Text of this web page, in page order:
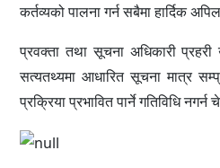
कर्तव्यको पालना गर्न सबैमा हार्दिक
प्रवक्ता तथा सूचना अधिकारी
सत्यतथ्यमा आधारित सूचना मात्र
प्रक्रिया प्रभावित पार्ने गतिविधि